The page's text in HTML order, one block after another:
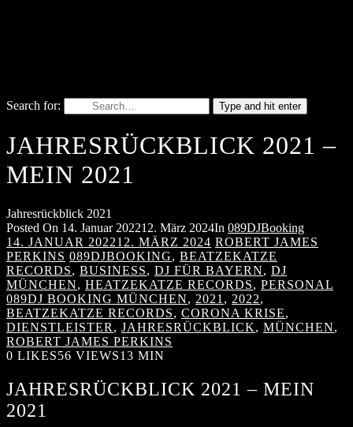
Search for: Type and hit enter
JAHRESRÜCKBLICK 2021 –
MEIN 2021
Jahresrückblick 2021
Posted On 14. Januar 202212. März 2024In 089DJBooking
14. JANUAR 202212. MÄRZ 2024 ROBERT JAMES
PERKINS 089DJBOOKING, BEATZEKATZE
RECORDS, BUSINESS, DJ FÜR BAYERN, DJ
MÜNCHEN, HEATZEKATZE RECORDS, PERSONAL
089DJ BOOKING MÜNCHEN, 2021 , 2022,
BEATZEKATZE RECORDS, CORONA KRISE,
DIENSTLEISTER , JAHRESRÜCKBLICK, MÜNCHEN,
ROBERT JAMES PERKINS
0 LIKES56 VIEWS13 MIN
JAHRESRÜCKBLICK 2021 – MEIN
2021